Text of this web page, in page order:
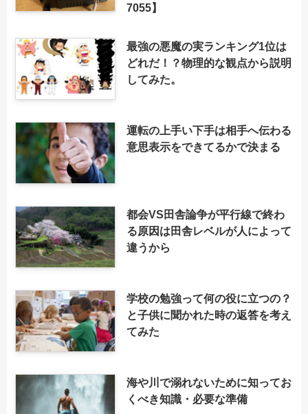
7055】
最強の悪魔の実ランキング1位は
どれだ！？物理的な観点から説明
してみた。
運転の上手い下手は相手へ伝わる
意思表示をできてるかで決まる
都会VS田舎論争が平行線で終わ
る原因は田舎レベルが人によって
違うから
学校の勉強って何の役に立つの？
と子供に聞かれた時の返答を考え
てみた
海や川で溺れないために知ってお
くべき知識・必要な準備